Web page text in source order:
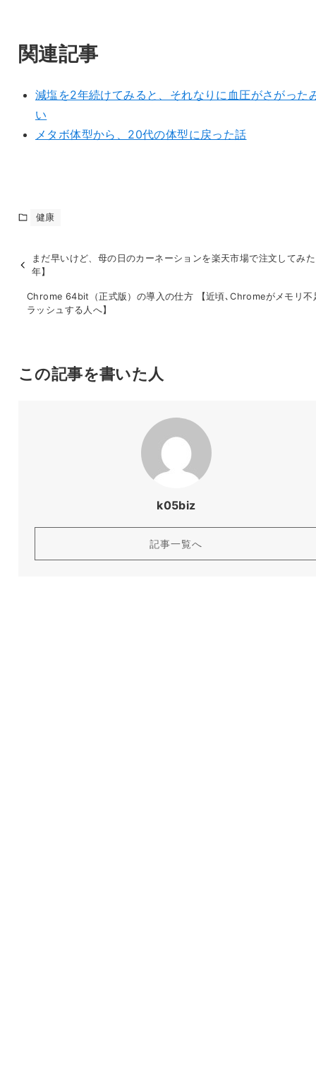
関連記事
減塩を2年続けてみると、それなりに血圧がさがった
い
メタボ体型から、20代の体型に戻った話
健康
まだ早いけど、母の日のカーネーションを楽天市場で注文してみ
年】
Chrome 64bit（正式版）の導入の仕方 【近頃､Chromeがメモリ不
ラッシュする人へ】
この記事を書いた人
k05biz
記事一覧へ